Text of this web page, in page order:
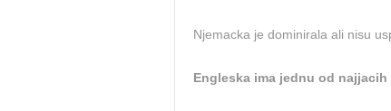
Njemacka je dominirala ali nisu
Engleska ima jednu od